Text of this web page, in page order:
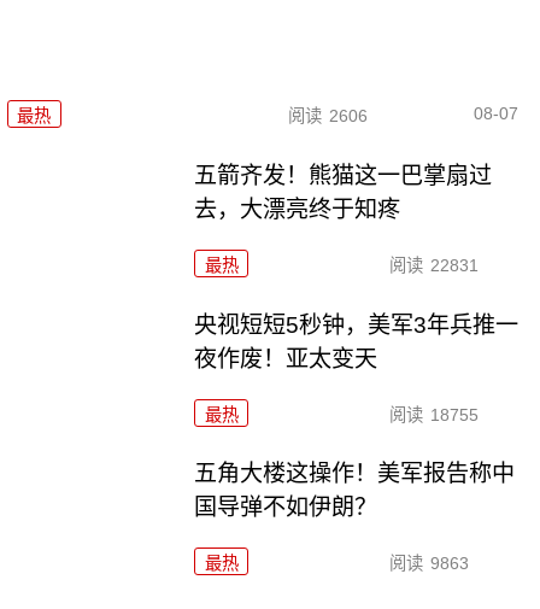
最热 阅读 2606 08-07
五箭齐发！熊猫这一巴掌扇过
去，大漂亮终于知疼
最热 阅读 22831
央视短短5秒钟，美军3年兵推一
夜作废！亚太变天
最热 阅读 18755
五角大楼这操作！美军报告称中
国导弹不如伊朗？
最热 阅读 9863